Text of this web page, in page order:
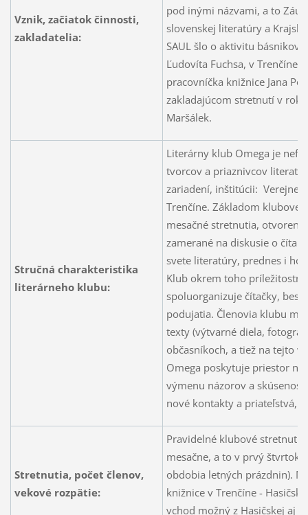
Vznik, začiatok činnosti,
zakladatelia:
pod inými názvami, a to
slovenskej literatúry a
SAUL šlo o aktivitu básnikov
Ľudovíta Fuchsa, v Trenčíne
pracovníčka knižnice Jana
zakladajúcom stretnutí v
Maršálek.
Stručná charakteristika
literárneho klubu:
Literárny klub Omega je
tvorcov a priaznivcov
zariadení, inštitúcii: Verejnej
Trenčíne. Základom
mesačné stretnutia,
zamerané na diskusie o
svete literatúry, prednes i
Klub okrem toho
spoluorganizuje čítačky,
podujatia. Členovia klubu
texty (výtvarné diela,
občasníkoch, a tiež na tejto
Omega poskytuje priestor
výmenu názorov a
nové kontakty a priateľstvá,
Stretnutia, počet členov,
vekové rozpätie:
Pravidelné klubové
mesačne, a to v prvý štvrtok
obdobia letných prázdnin).
knižnice v Trenčíne -
vchod možný z Hasičskej aj